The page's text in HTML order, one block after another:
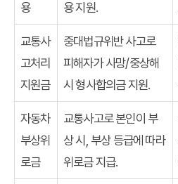
용
용 지원.
교통사
고처리
지원금
중대법규위반 사고로
피해자가 사망/중상해
시 형사합의금 지원.
자동차
부상위
로금
교통사고로 본인이 부
상 시, 부상 등급에 따라
위로금 지급.